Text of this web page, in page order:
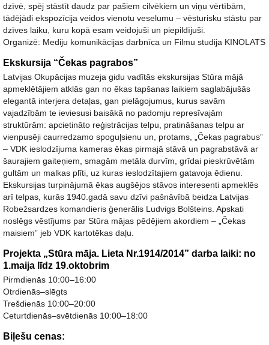
dzīvē, spēj stāstīt daudz par pašiem cilvēkiem un viņu vērtībām,
tādējādi ekspozīcija veidos vienotu veselumu – vēsturisku stāstu par
dzīves laiku, kuru kopā esam veidojuši un piepildījuši.
Organizē: Mediju komunikācijas darbnīca un Filmu studija KINOLATS
Ekskursija “Čekas pagrabos”
Latvijas Okupācijas muzeja gidu vadītās ekskursijas Stūra mājā
apmeklētājiem atklās gan no ēkas tapšanas laikiem saglabājušās
elegantā interjera detaļas, gan pielāgojumus, kurus savām
vajadzībām te ieviesusi baisākā no padomju represīvajām
struktūrām: apcietināto reģistrācijas telpu, pratināšanas telpu ar
vienpusēji caurredzamo spoguļsienu un, protams, „Čekas pagrabus”
– VDK ieslodzījuma kameras ēkas pirmajā stāvā un pagrabstāvā ar
šaurajiem gaiteņiem, smagām metāla durvīm, grīdai pieskrūvētām
gultām un malkas plīti, uz kuras ieslodzītajiem gatavoja ēdienu.
Ekskursijas turpinājumā ēkas augšējos stāvos interesenti apmeklēs
arī telpas, kurās 1940.gadā savu dzīvi pašnāvībā beidza Latvijas
Robežsardzes komandieris ģenerālis Ludvigs Bolšteins. Apskati
noslēgs vēstījums par Stūra mājas pēdējiem akordiem – „Čekas
maisiem” jeb VDK kartotēkas daļu.
Projekta „Stūra māja. Lieta Nr.1914/2014” darba laiki: no
1.maija līdz 19.oktobrim
Pirmdienās 10:00–16:00
Otrdienās–slēgts
Trešdienās 10:00–20:00
Ceturtdienās–svētdienās 10:00–18:00
Biļešu cenas: